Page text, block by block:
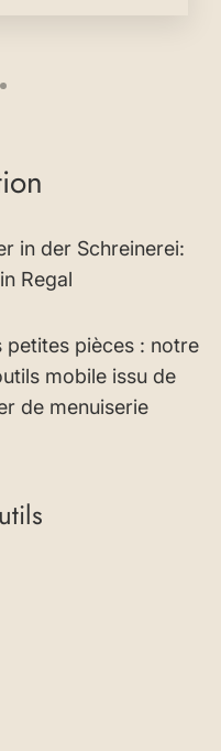
in der Schreinerei:
Regal
petites pièces : notre
mobile issu de
de menuiserie